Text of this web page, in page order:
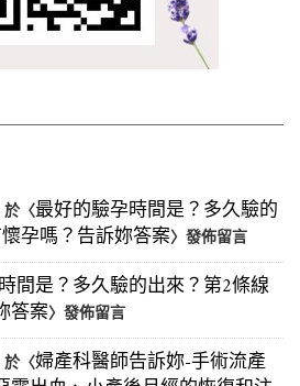
於〈最好的驗孕時間是？多久驗的
孕嗎？告訴妳答案〉發佈留言
間是？多久驗的出來？第2條線
答案〉發佈留言
於〈婦產科醫師告訴妳-手術流產